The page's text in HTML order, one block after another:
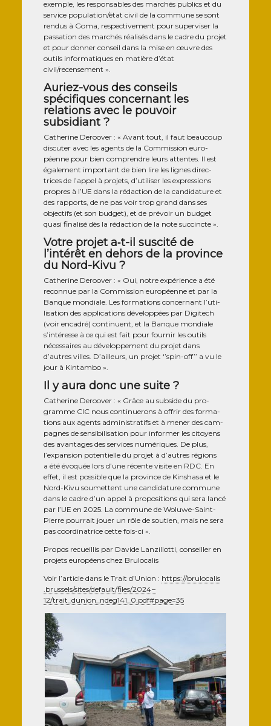
exemple, les res­pon­sables des mar­chés publics et du
ser­vice population/état civil de la com­mune se sont
ren­dus à Goma, res­pec­ti­ve­ment pour super­vi­ser la
pas­sa­tion des mar­chés réa­li­sés dans le cadre du pro­jet
et pour don­ner conseil dans la mise en œuvre des
outils infor­ma­tiques en matière d’état
civil/recensement ».
Auriez-vous des conseils
spécifiques concernant les
relations avec le pouvoir
subsidiant ?
Cathe­rine Deroo­ver : « Avant tout, il faut beau­coup
dis­cu­ter avec les agents de la Com­mis­sion euro-
péenne pour bien com­prendre leurs attentes. Il est
éga­le­ment impor­tant de bien lire les lignes direc-
trices de l’appel à pro­jets, d’utiliser les expres­sions
propres à l’UE dans la rédac­tion de la can­di­da­ture et
des rap­ports, de ne pas voir trop grand dans ses
objec­tifs (et son bud­get), et de pré­voir un bud­get
qua­si fina­li­sé dès la rédac­tion de la note succincte ».
Votre projet a‑t-il suscité de
l’intérêt en dehors de la province
du Nord-Kivu ?
Cathe­rine Deroo­ver : « Oui, notre expé­rience a été
recon­nue par la Com­mis­sion euro­péenne et par la
Banque mon­diale. Les for­ma­tions concer­nant l’uti-
lisa­tion des appli­ca­tions déve­lop­pées par Digi­tech
(voir enca­dré) conti­nuent, et la Banque mon­diale
s’intéresse à ce qui est fait pour four­nir les outils
néces­saires au déve­lop­pe­ment du pro­jet dans
d’autres villes. D’ailleurs, un pro­jet ‘’spin-off’’ a vu le
jour à Kintambo ».
Il y aura donc une suite ?
Cathe­rine Deroo­ver : « Grâce au sub­side du pro­
gramme CIC nous conti­nue­rons à offrir des for­ma­
tions aux agents admi­nis­tra­tifs et à mener des cam­
pagnes de sen­si­bi­li­sa­tion pour infor­mer les citoyens
des avan­tages des ser­vices numé­riques. De plus,
l’expansion poten­tielle du pro­jet à d’autres régions
a été évo­quée lors d’une récente visite en RDC. En
effet, il est pos­sible que la pro­vince de Kin­sha­sa et le
Nord-Kivu sou­mettent une can­di­da­ture com­mune
dans le cadre d’un appel à pro­po­si­tions qui sera lan­cé
par l’UE en 2025. La com­mune de Woluwe-Saint-
Pierre pour­rait jouer un rôle de sou­tien, mais ne sera
pas coor­di­na­trice cette fois-ci ».
Pro­pos recueillis par Davide Lan­zillot­ti, conseiller en
pro­jets européens chez Brulocalis
Voir l’ar­ticle dans le Trait d’U­nion : https://​bru​lo​ca​lis​
.brus​sels/​s​i​t​e​s​/​d​e​f​a​u​l​t​/​f​i​l​e​s​/​2​024 –
12/trait_dunion_ndeg141_0.pdf#page=35